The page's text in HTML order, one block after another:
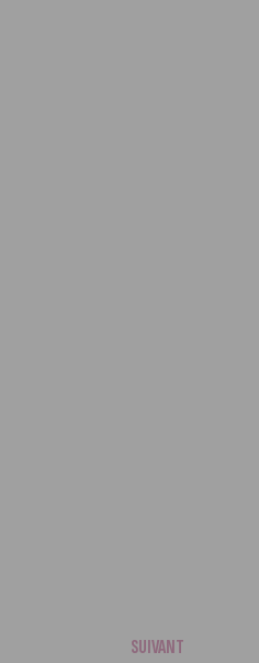
SUIVANT